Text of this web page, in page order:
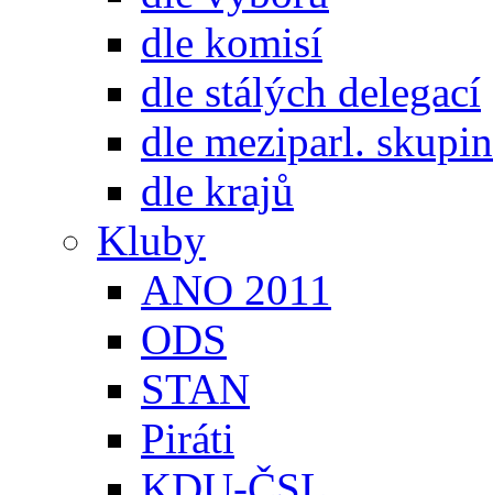
dle komisí
dle stálých delegací
dle meziparl. skupin
dle krajů
Kluby
ANO 2011
ODS
STAN
Piráti